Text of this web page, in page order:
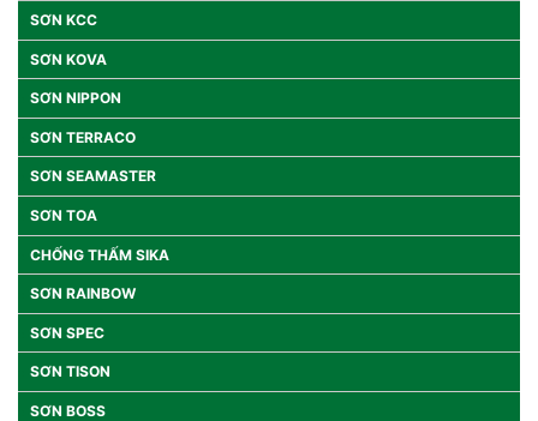
SƠN KCC
SƠN KOVA
SƠN NIPPON
SƠN TERRACO
SƠN SEAMASTER
SƠN TOA
CHỐNG THẤM SIKA
SƠN RAINBOW
SƠN SPEC
SƠN TISON
SƠN BOSS